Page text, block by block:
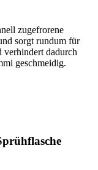
zugefrorene
sorgt rundum für
verhindert dadurch
geschmeidig.